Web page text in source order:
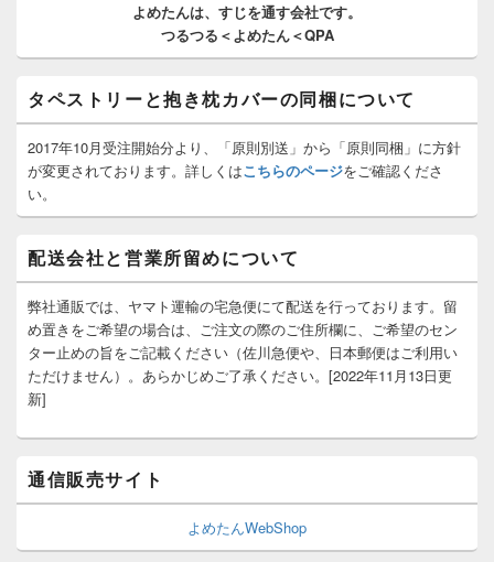
ッ
エ
リ
ア
よめたんは、 すじを通す会社です。
つるつる＜よめたん＜QPA
タペストリーと抱き枕カバーの同梱について
2017年10月受注開始分より、「原則別送」から「原則同梱」に方針
が変更されております。詳しくはこちらのページをご確認くださ
い。
配送会社と営業所留めについて
弊社通販では、ヤマト運輸の宅急便にて配送を行っております。留
め置きをご希望の場合は、ご注文の際のご住所欄に、ご希望のセン
ター止めの旨をご記載ください（佐川急便や、日本郵便はご利用い
ただけません）。あらかじめご了承ください。[2022年11月13日更
新]
通信販売サイト
よめたんWebShop